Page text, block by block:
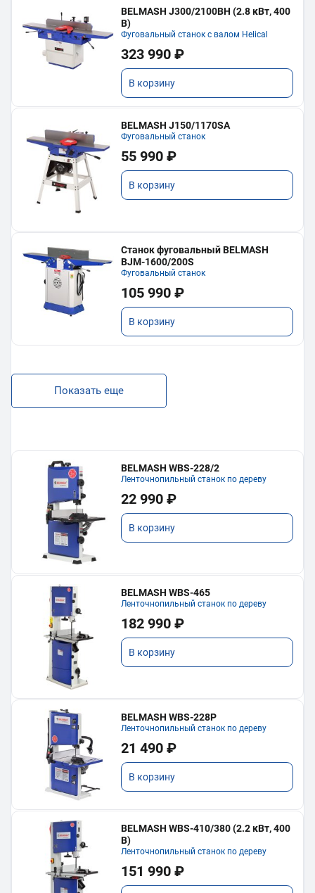
BELMASH J300/2100ВH (2.8 кВт, 400
В)
Фуговальный станок с валом Helical
323 990 ₽
В корзину
BELMASH J150/1170SA
Фуговальный станок
55 990 ₽
В корзину
Станок фуговальный BELMASH
BJM-1600/200S
Фуговальный станок
105 990 ₽
В корзину
Показать еще
BELMASH WBS-228/2
Ленточнопильный станок по дереву
22 990 ₽
В корзину
BELMASH WBS-465
Ленточнопильный станок по дереву
182 990 ₽
В корзину
BELMASH WBS-228P
Ленточнопильный станок по дереву
21 490 ₽
В корзину
BELMASH WBS-410/380 (2.2 кВт, 400
В)
Ленточнопильный станок по дереву
151 990 ₽